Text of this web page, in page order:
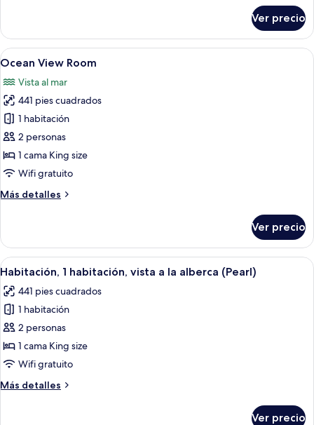
estándar,
habitación
Cottage)
Ver precio
Abrir
todas
las
fotos
de
Ocean
View
Room
Un espacio de relax en la playa con
8
Ocean View Room
Vista al mar
441 pies cuadrados
1 habitación
2 personas
1 cama King size
Wifi gratuito
Más detalles
Más
View
Room
Ver precio
Abrir
todas
las
fotos
de
Habitación,
1
vista
Una habitación de hotel con una
9
Habitación, 1 habitación, vista a la alberca (Pearl)
441 pies cuadrados
1 habitación
2 personas
1 cama King size
Wifi gratuito
Más detalles
Más
Ver precio